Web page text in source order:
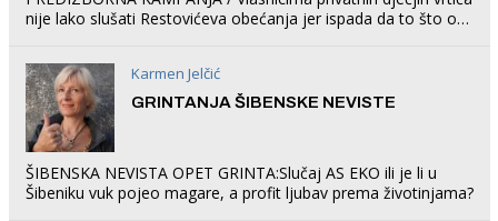
nije lako slušati Restovićeva obećanja jer ispada da to što oni
Karmen Jelčić
GRINTANJA ŠIBENSKE NEVISTE
ŠIBENSKA NEVISTA OPET GRINTA:Slučaj AS EKO ili je li u
Šibeniku vuk pojeo magare, a profit ljubav prema životinjama?